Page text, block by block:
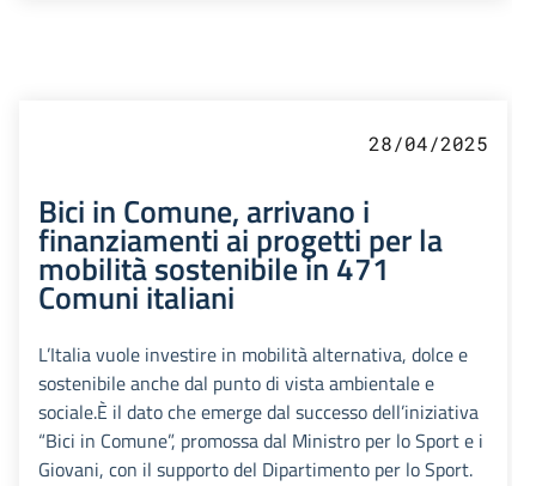
28/04/2025
Bici in Comune, arrivano i
finanziamenti ai progetti per la
mobilità sostenibile in 471
Comuni italiani
L’Italia vuole investire in mobilità alternativa, dolce e
sostenibile anche dal punto di vista ambientale e
sociale.È il dato che emerge dal successo dell’iniziativa
“Bici in Comune”, promossa dal Ministro per lo Sport e i
Giovani, con il supporto del Dipartimento per lo Sport.